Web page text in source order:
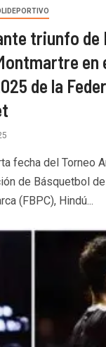
triunfo de
en
de la
fecha del Torneo
de Básquetbol
(FBPC), Hindú...